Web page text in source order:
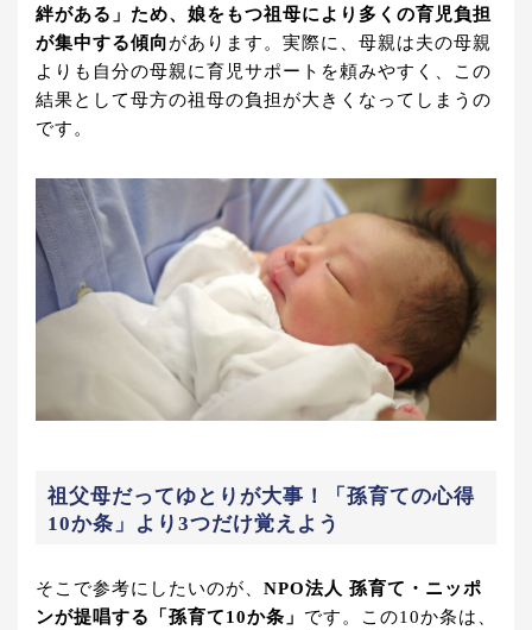
絆がある」ため、娘をもつ祖母により多くの育児負担
が集中する傾向があります。実際に、母親は夫の母親
よりも自分の母親に育児サポートを頼みやすく、この
結果として母方の祖母の負担が大きくなってしまうの
です。
祖父母だってゆとりが大事！「孫育ての心得
10か条」より3つだけ覚えよう
そこで参考にしたいのが、 NPO法人 孫育て・ニッポ
ンが提唱する「孫育て10か条」 です。この10か条は、